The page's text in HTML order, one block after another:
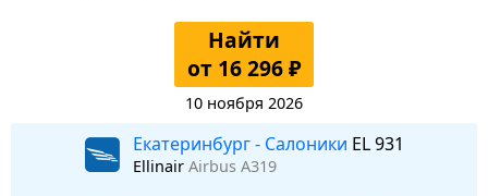
Найти
от 16 296 ₽
10 ноября 2026
Екатеринбург - Салоники EL 931
Ellinair Airbus A319